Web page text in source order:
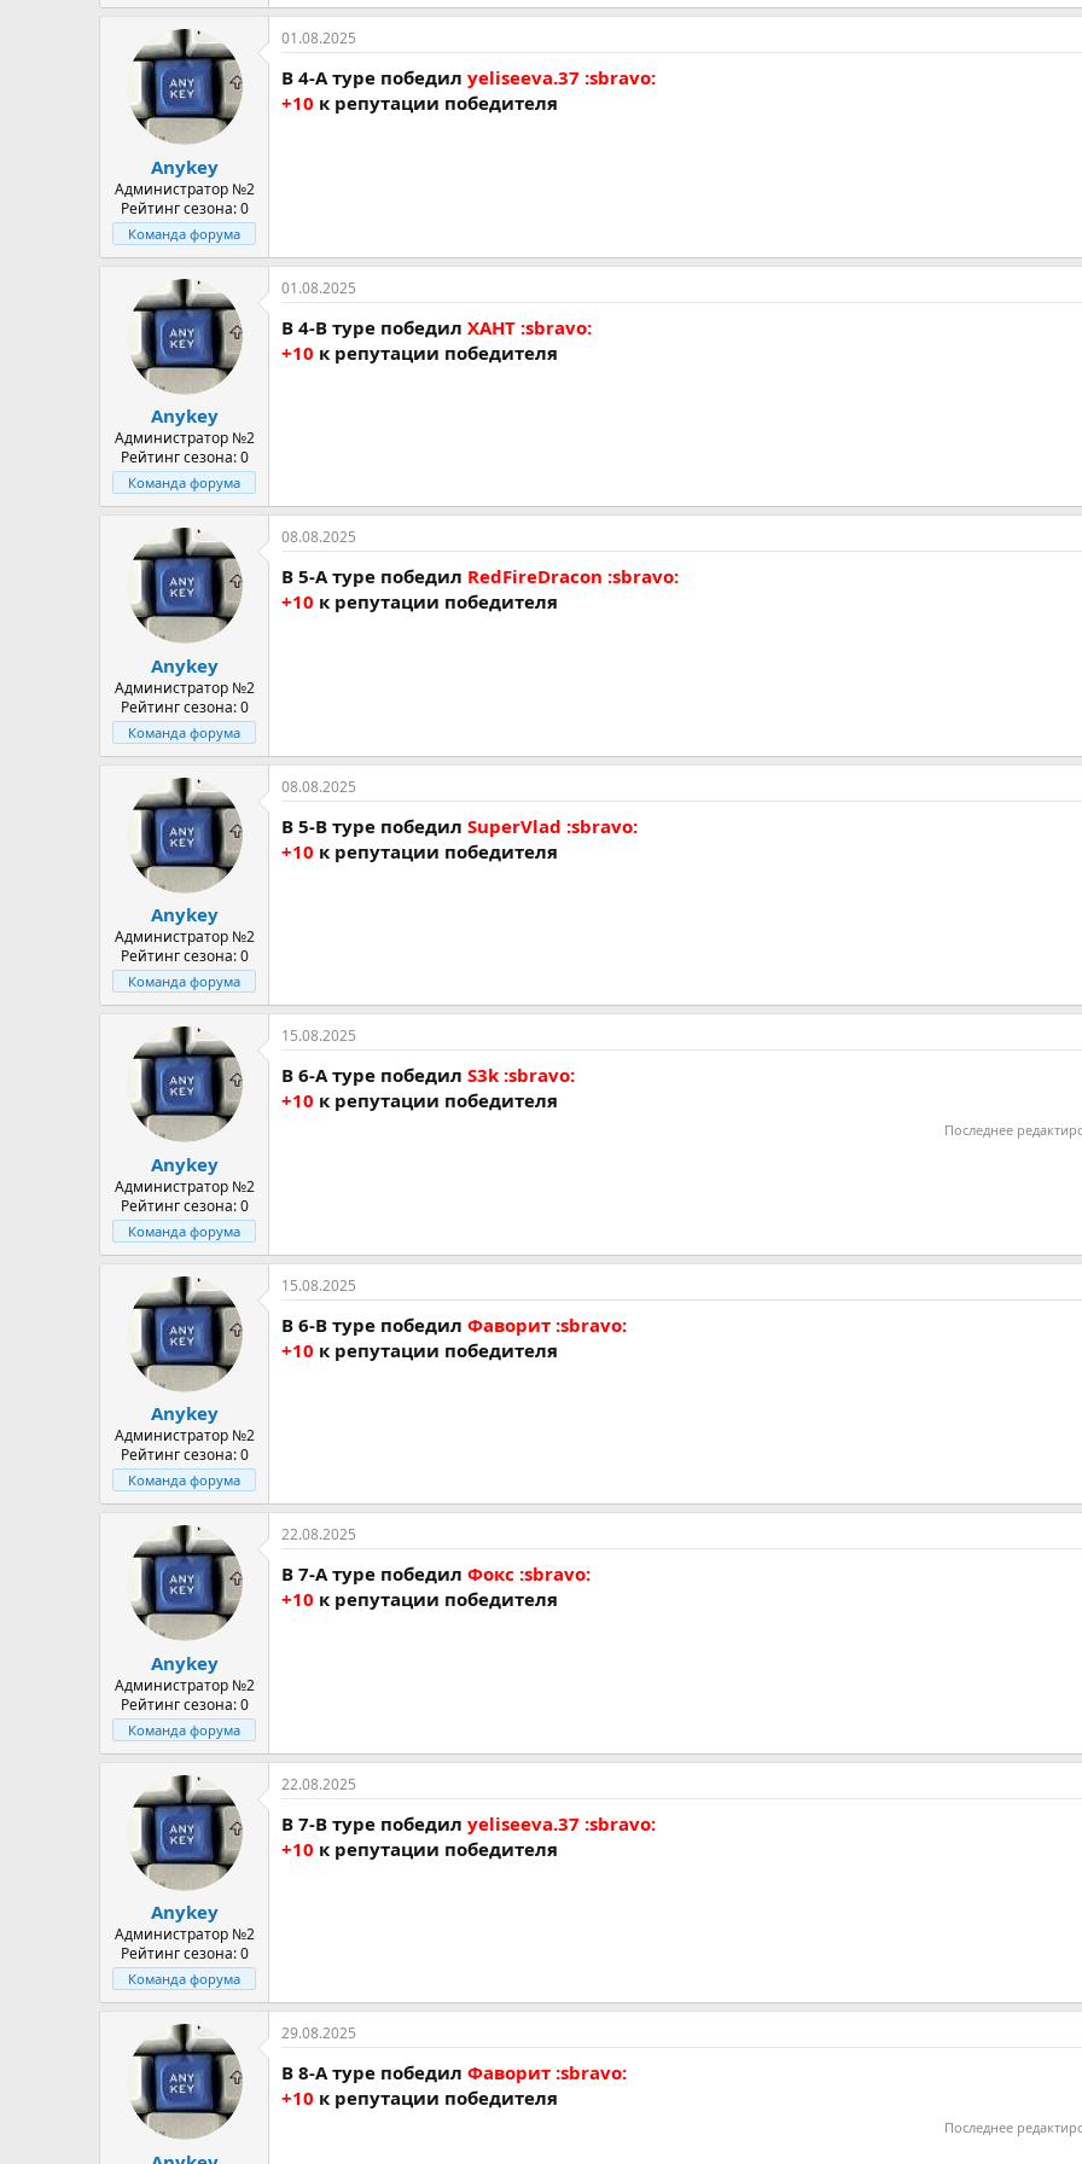
Anykey
Администратор №2
Рейтинг сезона: 0
Команда форума
01.08.2025
В 4-A туре победил yeliseeva.37 :sbravo:
+10 к репутации победителя
Anykey
Администратор №2
Рейтинг сезона: 0
Команда форума
01.08.2025
В 4-В туре победил ХАНТ :sbravo:
+10 к репутации победителя
Anykey
Администратор №2
Рейтинг сезона: 0
Команда форума
08.08.2025
В 5-A туре победил RedFireDracon :sbravo:
+10 к репутации победителя
Anykey
Администратор №2
Рейтинг сезона: 0
Команда форума
08.08.2025
В 5-В туре победил SuperVlad :sbravo:
+10 к репутации победителя
Anykey
Администратор №2
Рейтинг сезона: 0
Команда форума
15.08.2025
В 6-A туре победил S3k :sbravo:
+10 к репутации победителя
Последнее
Anykey
Администратор №2
Рейтинг сезона: 0
Команда форума
15.08.2025
В 6-В туре победил Фаворит :sbravo:
+10 к репутации победителя
Anykey
Администратор №2
Рейтинг сезона: 0
Команда форума
22.08.2025
В 7-A туре победил Фокс :sbravo:
+10 к репутации победителя
Anykey
Администратор №2
Рейтинг сезона: 0
Команда форума
22.08.2025
В 7-В туре победил yeliseeva.37 :sbravo:
+10 к репутации победителя
29.08.2025
В 8-A туре победил Фаворит :sbravo:
+10 к репутации победителя
Последнее